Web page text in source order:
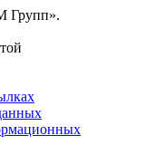
Групп».